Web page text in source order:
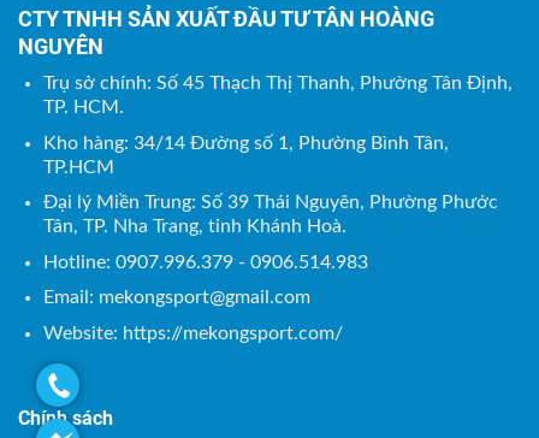
CTY TNHH SẢN XUẤT ĐẦU TƯ TÂN HOÀNG
NGUYÊN
Trụ sở chính: Số 45 Thạch Thị Thanh, Phường Tân Định,
TP. HCM.
Kho hàng: 34/14 Đường số 1, Phường Bình Tân,
TP.HCM
Đại lý Miền Trung: Số 39 Thái Nguyên, Phường Phước
Tân, TP. Nha Trang, tỉnh Khánh Hoà.
Hotline: 0907.996.379 - 0906.514.983
Email: mekongsport@gmail.com
Website: https://mekongsport.com/
Chính sách